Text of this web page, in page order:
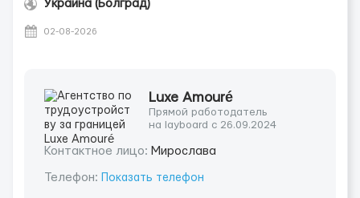
Украина (Болград)
02-08-2026
Luxe Amouré
Прямой работодатель
на layboard с 26.09.2024
Контактное лицо: Мирослава
Телефон: Показать телефон